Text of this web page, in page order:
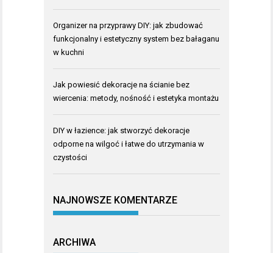
Organizer na przyprawy DIY: jak zbudować
funkcjonalny i estetyczny system bez bałaganu
w kuchni
Jak powiesić dekoracje na ścianie bez
wiercenia: metody, nośność i estetyka montażu
DIY w łazience: jak stworzyć dekoracje
odporne na wilgoć i łatwe do utrzymania w
czystości
NAJNOWSZE KOMENTARZE
ARCHIWA